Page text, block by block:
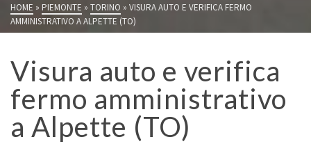
HOME » PIEMONTE » TORINO » VISURA AUTO E VERIFICA FERMO
AMMINISTRATIVO A ALPETTE (TO)
Visura auto e verifica
fermo amministrativo
a Alpette (TO)